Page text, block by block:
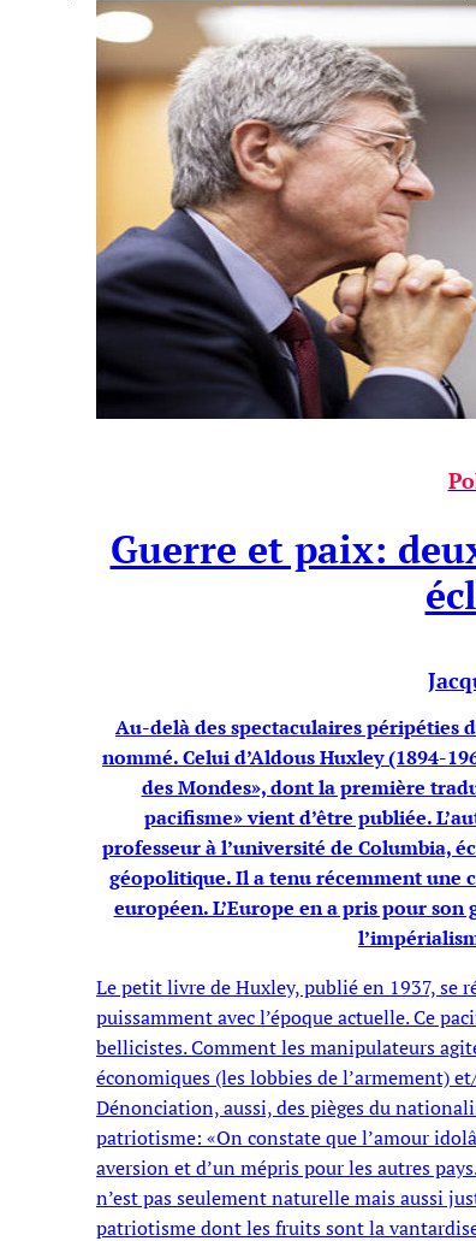
Guerre et paix:
Au-delà des spectaculaires péripéties
nommé. Celui d’Aldous Huxley (1894-
des Mondes», dont la première
pacifisme» vient d’être publiée.
professeur à l’université de Columbia,
géopolitique. Il a tenu récemment une
européen. L’Europe en a pris pour
Le petit livre de Huxley, publié en 1937, se
puissamment avec l’époque actuelle. Ce
bellicistes. Comment les manipulateurs
économiques (les lobbies de l’armement)
Dénonciation, aussi, des pièges du
patriotisme: «On constate que l’amour
aversion et d’un mépris pour les autres
n’est pas seulement naturelle mais aussi
patriotisme dont les fruits sont la